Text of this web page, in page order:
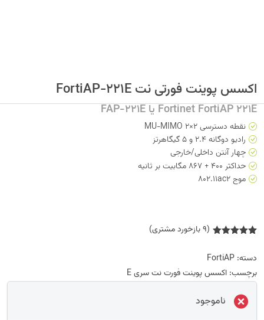
اکسس پوینت فورتی نت FortiAP-221E
Fortinet FortiAP 221E یا FAP-221E
نقطه دسترسی 2×2 MU-MIMO
رادیو دوگانه 2.4 و 5 گیگاهرتز
چهار آنتن داخلی/خارجی
حداکثر 400 + 867 مگابیت بر ثانیه
موج 802.11ac2
در
مشتری
(
9بازخورد مشتری)
دسته: FortiAP
برچسب: اکسس پوینت فورت نت سری E
ناموجود